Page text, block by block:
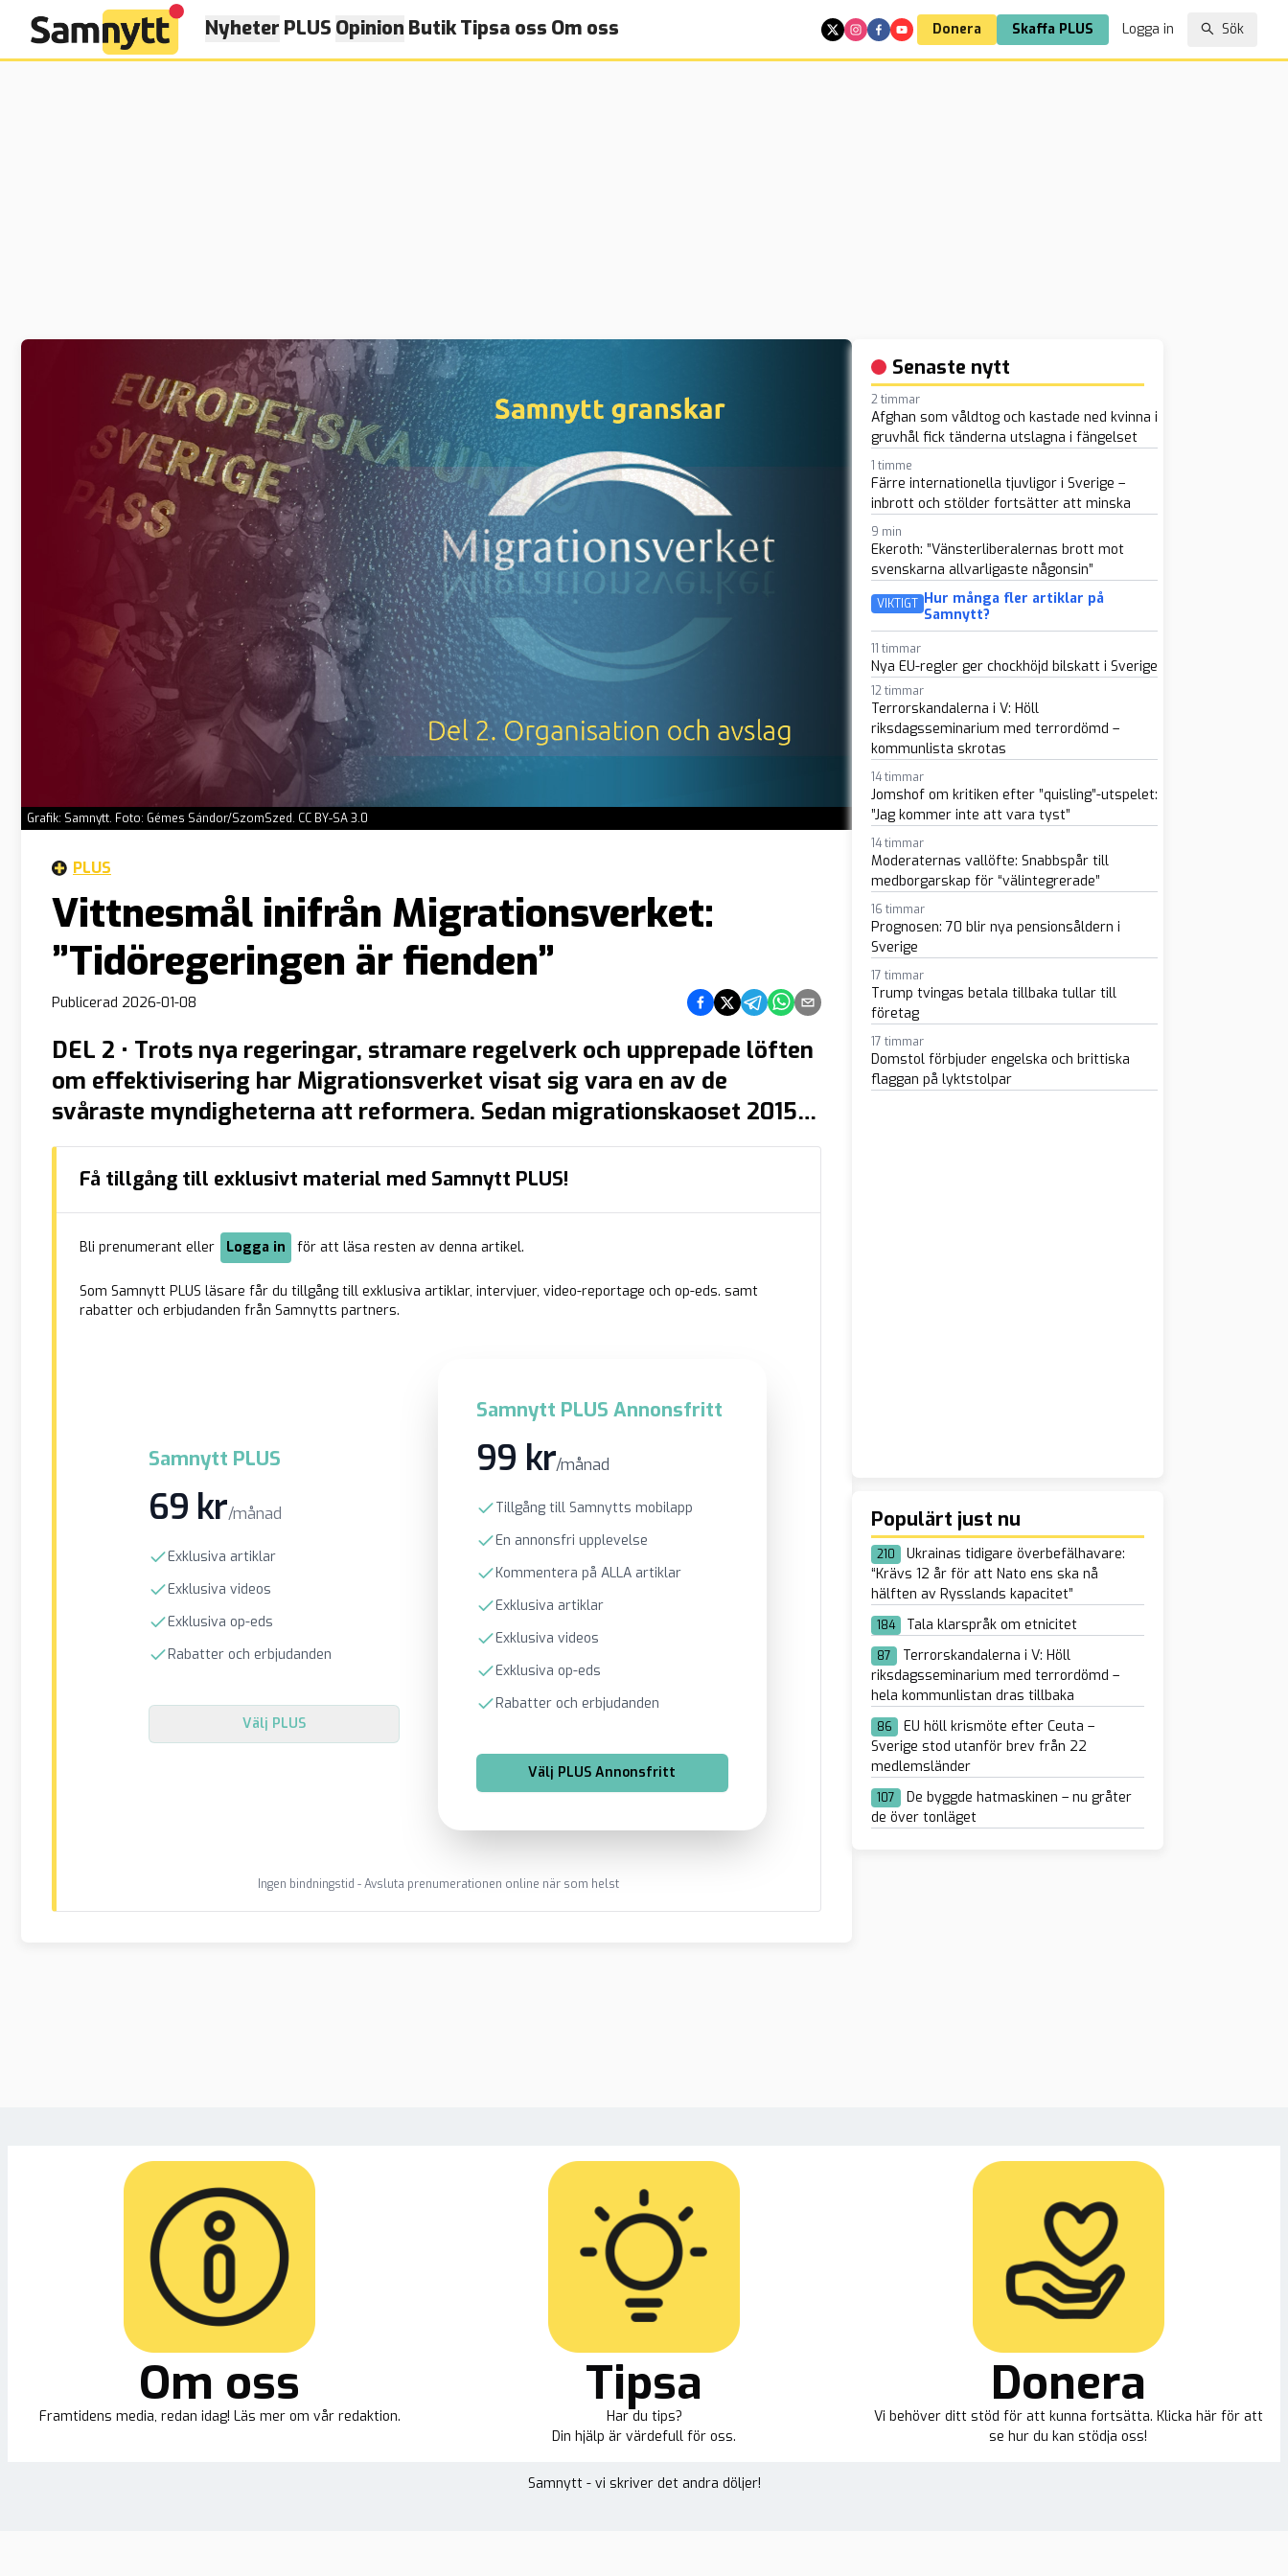
Nyheter PLUS Opinion ButikTipsa oss Om oss Donera Skaffa PLUS Logga in Sök
Grafik: Samnytt. Foto: Gémes Sándor/SzomSzed. CC BY-SA 3.0
PLUS
Vittnesmål inifrån Migrationsverket:
”Tidöregeringen är fienden”
Publicerad 2026-01-08 Dela på Facebook
Dela på Twitter
Dela på Telegram
Dela på Whatsapp
Dela via e-post
DEL 2 • Trots nya regeringar, stramare regelverk och upprepade löften
om effektivisering har Migrationsverket visat sig vara en av de
svåraste myndigheterna att reformera. Sedan migrationskaoset 2015
har politiska signaler kommit och gått, men organisationens
grundläggande strukturer består. I samtal med Samnytt beskriver en
lojaliteter […]
Få tillgång till exklusivt material med Samnytt PLUS!
Bli prenumerant eller Logga in för att läsa resten av denna artikel.
Som Samnytt PLUS läsare får du tillgång till exklusiva artiklar, intervjuer, video-reportage och op-eds. samt
rabatter och erbjudanden från Samnytts partners.
Samnytt PLUS
69 kr/månad
Exklusiva artiklar
Exklusiva videos
Exklusiva op-eds
Rabatter och erbjudanden
Välj PLUS
Samnytt PLUS Annonsfritt
99 kr/månad
Tillgång till Samnytts mobilapp
En annonsfri upplevelse
Kommentera på ALLA artiklar
Exklusiva artiklar
Exklusiva videos
Exklusiva op-eds
Rabatter och erbjudanden
Välj PLUS Annonsfritt
Ingen bindningstid - Avsluta prenumerationen online när som helst
Senaste nytt
2 timmar
Afghan som våldtog och kastade ned kvinna i
gruvhål fick tänderna utslagna i fängelset
1 timme
Färre internationella tjuvligor i Sverige –
inbrott och stölder fortsätter att minska
9 min
Ekeroth: ”Vänsterliberalernas brott mot
svenskarna allvarligaste någonsin”
VIKTIGT Hur många fler artiklar på
Samnytt?
11 timmar
Nya EU-regler ger chockhöjd bilskatt i Sverige
12 timmar
Terrorskandalerna i V: Höll
riksdagsseminarium med terrordömd –
kommunlista skrotas
14 timmar
Jomshof om kritiken efter ”quisling”-utspelet:
”Jag kommer inte att vara tyst”
14 timmar
Moderaternas vallöfte: Snabbspår till
medborgarskap för “välintegrerade”
16 timmar
Prognosen: 70 blir nya pensionsåldern i
Sverige
17 timmar
Trump tvingas betala tillbaka tullar till
företag
17 timmar
Domstol förbjuder engelska och brittiska
flaggan på lyktstolpar
Populärt just nu
210
Ukrainas tidigare överbefälhavare:
“Krävs 12 år för att Nato ens ska nå
hälften av Rysslands kapacitet”
184 Tala klarspråk om etnicitet
87
Terrorskandalerna i V: Höll
riksdagsseminarium med terrordömd –
hela kommunlistan dras tillbaka
86
EU höll krismöte efter Ceuta –
Sverige stod utanför brev från 22
medlemsländer
107
De byggde hatmaskinen – nu gråter
de över tonläget
Om oss
Framtidens media, redan idag! Läs mer om vår redaktion.
Tipsa
Har du tips?
Din hjälp är värdefull för oss.
Donera
Vi behöver ditt stöd för att kunna fortsätta. Klicka här för att
se hur du kan stödja oss!
Samnytt - vi skriver det andra döljer!